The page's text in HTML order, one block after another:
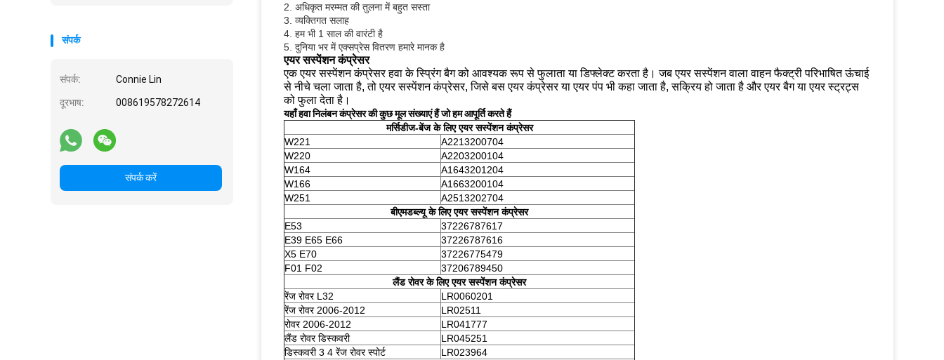
संपर्क
संपर्क: Connie Lin
दूरभाष: 008619578272614
संपर्क करें
2. अधिकृत मरम्मत की तुलना में बहुत सस्ता
3. व्यक्तिगत सलाह
4. हम भी 1 साल की वारंटी है
5. दुनिया भर में एक्सप्रेस वितरण हमारे मानक है
एयर सस्पेंशन कंप्रेसर
एक एयर सस्पेंशन कंप्रेसर हवा के स्प्रिंग बैग को आवश्यक रूप से फुलाता या डिफ्लेक्ट करता है। जब एयर सस्पेंशन वाला वाहन फैक्ट्री परिभाषित ऊंचाई
से नीचे चला जाता है, तो एयर सस्पेंशन कंप्रेसर, जिसे बस एयर कंप्रेसर या एयर पंप भी कहा जाता है, सक्रिय हो जाता है और एयर बैग या एयर स्ट्रट्स
को फुला देता है।
यहाँ हवा निलंबन कंप्रेसर की कुछ मूल संख्याएं हैं जो हम आपूर्ति करते हैं
मर्सिडीज-बेंज के लिए एयर सस्पेंशन कंप्रेसर
W221
A2213200704
W220
A2203200104
W164
A1643201204
W166
A1663200104
W251
A2513202704
बीएमडब्ल्यू के लिए एयर सस्पेंशन कंप्रेसर
E53
37226787617
E39 E65 E66
37226787616
X5 E70
37226775479
F01 F02
37206789450
लैंड रोवर के लिए एयर सस्पेंशन कंप्रेसर
रेंज रोवर L32
LR0060201
रेंज रोवर 2006-2012
LR02511
रोवर 2006-2012
LR041777
लैंड रोवर डिस्कवरी
LR045251
डिस्कवरी 3 4 रेंज रोवर स्पोर्ट
LR023964